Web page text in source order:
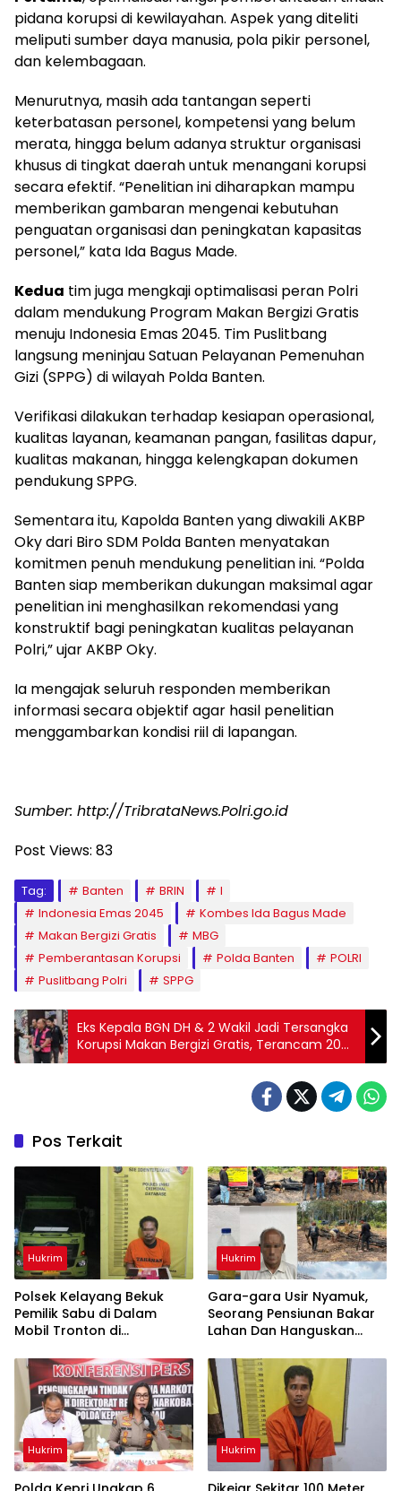
pidana korupsi di kewilayahan. Aspek yang diteliti
meliputi sumber daya manusia, pola pikir personel,
dan kelembagaan.
Menurutnya, masih ada tantangan seperti
keterbatasan personel, kompetensi yang belum
merata, hingga belum adanya struktur organisasi
khusus di tingkat daerah untuk menangani korupsi
secara efektif. “Penelitian ini diharapkan mampu
memberikan gambaran mengenai kebutuhan
penguatan organisasi dan peningkatan kapasitas
personel,” kata Ida Bagus Made.
Kedua tim juga mengkaji optimalisasi peran Polri
dalam mendukung Program Makan Bergizi Gratis
menuju Indonesia Emas 2045. Tim Puslitbang
langsung meninjau Satuan Pelayanan Pemenuhan
Gizi (SPPG) di wilayah Polda Banten.
Verifikasi dilakukan terhadap kesiapan operasional,
kualitas layanan, keamanan pangan, fasilitas dapur,
kualitas makanan, hingga kelengkapan dokumen
pendukung SPPG.
Sementara itu, Kapolda Banten yang diwakili AKBP
Oky dari Biro SDM Polda Banten menyatakan
komitmen penuh mendukung penelitian ini. “Polda
Banten siap memberikan dukungan maksimal agar
penelitian ini menghasilkan rekomendasi yang
konstruktif bagi peningkatan kualitas pelayanan
Polri,” ujar AKBP Oky.
Ia mengajak seluruh responden memberikan
informasi secara objektif agar hasil penelitian
menggambarkan kondisi riil di lapangan.
Sumber: http://TribrataNews.Polri.go.id
Post Views: 83
Tag: Banten BRIN
I
Indonesia Emas 2045
Kombes Ida Bagus Made
Makan Bergizi Gratis
MBG
Pemberantasan Korupsi
Polda Banten
POLRI
Puslitbang Polri
SPPG
Eks Kepala BGN DH & 2 Wakil Jadi Tersangka
Korupsi Makan Bergizi Gratis, Terancam 20
Tahun Bui
Pos Terkait
Hukrim
Polsek Kelayang Bekuk
Pemilik Sabu di Dalam
Mobil Tronton di
Hukrim
Gara-gara Usir Nyamuk,
Seorang Pensiunan Bakar
Lahan Dan Hanguskan
Hukrim Hukrim